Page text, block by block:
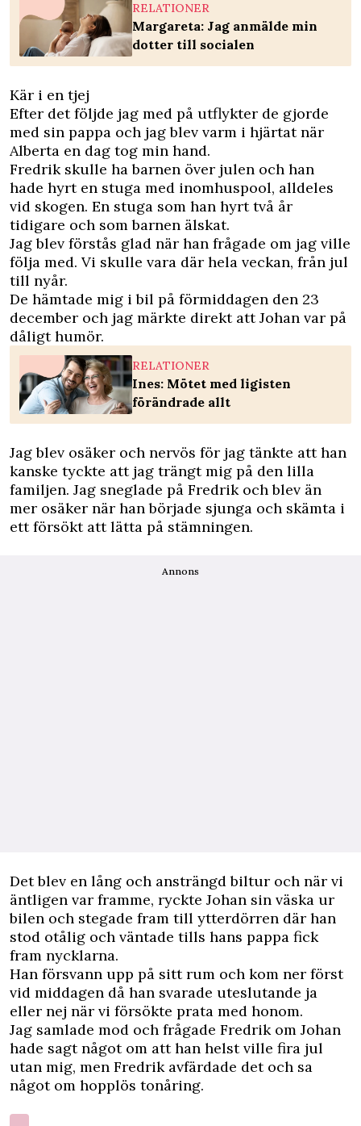
RELATIONER
Margareta: Jag anmälde min
dotter till socialen
Kär i en tjej
Efter det följde jag med på utflykter de gjorde
med sin pappa och jag blev varm i hjärtat när
Alberta en dag tog min hand.
Fredrik skulle ha barnen över julen och han
hade hyrt en stuga med inomhuspool, alldeles
vid skogen. En stuga som han hyrt två år
tidigare och som barnen älskat.
Jag blev förstås glad när han frågade om jag ville
följa med. Vi skulle vara där hela veckan, från jul
till nyår.
De hämtade mig i bil på förmiddagen den 23
december och jag märkte direkt att Johan var på
dåligt humör.
RELATIONER
Ines: Mötet med ligisten
förändrade allt
Jag blev osäker och nervös för jag tänkte att han
kanske tyckte att jag trängt mig på den lilla
familjen. Jag sneglade på Fredrik och blev än
mer osäker när han började sjunga och skämta i
ett försökt att lätta på stämningen.
Annons
Det blev en lång och ansträngd biltur och när vi
äntligen var framme, ryckte Johan sin väska ur
bilen och stegade fram till ytterdörren där han
stod otålig och väntade tills hans pappa fick
fram nycklarna.
Han försvann upp på sitt rum och kom ner först
vid middagen då han svarade uteslutande ja
eller nej när vi försökte prata med honom.
Jag samlade mod och frågade Fredrik om Johan
hade sagt något om att han helst ville fira jul
utan mig, men Fredrik avfärdade det och sa
något om hopplös tonåring.